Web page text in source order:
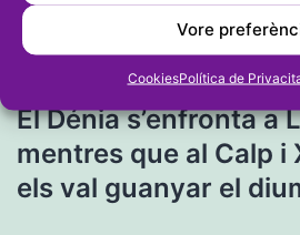
Vore
CookiesPolítica de
Navegació
d'entrades
Entrada anterior
El Dénia s’enfronta a
mentres que al Calp i
els val guanyar el